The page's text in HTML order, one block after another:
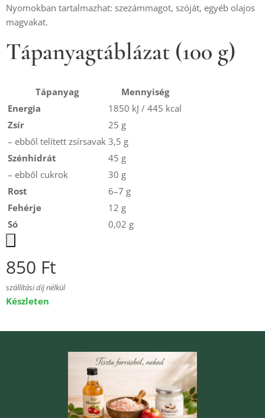
Nyomokban tartalmazhat: szezámmagot, szóját, egyéb olajos
magvakat.
Tápanyagtáblázat (100 g)
Tápanyag
Mennyiség
Energia
1850 kJ / 445 kcal
Zsír
25 g
– ebből telített zsírsavak 3,5 g
Szénhidrát
45 g
– ebből cukrok
30 g
Rost
6–7 g
Fehérje
12 g
Só
0,02 g
850 Ft
szállítási díj nélkül
Készleten